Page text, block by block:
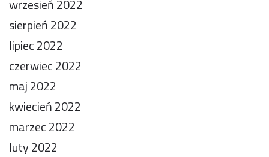
wrzesień 2022
sierpień 2022
lipiec 2022
czerwiec 2022
maj 2022
kwiecień 2022
marzec 2022
luty 2022